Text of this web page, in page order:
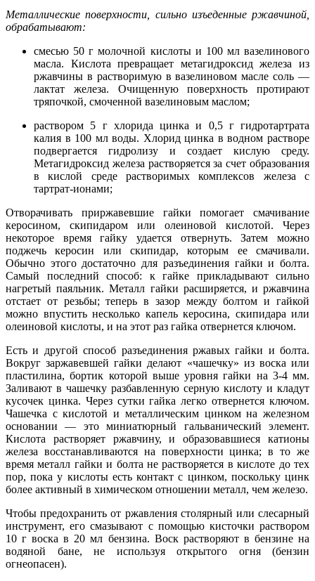
Металлические поверхности, сильно изъеденные ржавчиной,
обрабатывают:
смесью 50 г молочной кислоты и 100 мл вазелинового
масла. Кислота превращает метагидроксид железа из
ржавчины в растворимую в вазелиновом масле соль —
лактат железа. Очищенную поверхность протирают
тряпочкой, смоченной вазелиновым маслом;
раствором 5 г хлорида цинка и 0,5 г гидротартрата
калия в 100 мл воды. Хлорид цинка в водном растворе
подвергается гидролизу и создает кислую среду.
Метагидроксид железа растворяется за счет образования
в кислой среде растворимых комплексов железа с
тартрат-ионами;
Отворачивать приржавевшие гайки помогает смачивание
керосином, скипидаром или олеиновой кислотой. Через
некоторое время гайку удается отвернуть. Затем можно
поджечь керосин или скипидар, которым ее смачивали.
Обычно этого достаточно для разъединения гайки и болта.
Самый последний способ: к гайке прикладывают сильно
нагретый паяльник. Металл гайки расширяется, и ржавчина
отстает от резьбы; теперь в зазор между болтом и гайкой
можно впустить несколько капель керосина, скипидара или
олеиновой кислоты, и на этот раз гайка отвернется ключом.
Есть и другой способ разъединения ржавых гайки и болта.
Вокруг заржавевшей гайки делают «чашечку» из воска или
пластилина, бортик которой выше уровня гайки на 3-4 мм.
Заливают в чашечку разбавленную серную кислоту и кладут
кусочек цинка. Через сутки гайка легко отвернется ключом.
Чашечка с кислотой и металлическим цинком на железном
основании — это миниатюрный гальванический элемент.
Кислота растворяет ржавчину, и образовавшиеся катионы
железа восстанавливаются на поверхности цинка; в то же
время металл гайки и болта не растворяется в кислоте до тех
пор, пока у кислоты есть контакт с цинком, поскольку цинк
более активный в химическом отношении металл, чем железо.
Чтобы предохранить от ржавления столярный или слесарный
инструмент, его смазывают с помощью кисточки раствором
10 г воска в 20 мл бензина. Воск растворяют в бензине на
водяной бане, не используя открытого огня (бензин
огнеопасен).